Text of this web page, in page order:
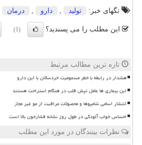
تگهای خبر:
تولید دارو درمان
این مطلب را می پسندید؟ (1)
تازه ترین مطالب مرتبط
هشدار در رابطه با خطر مسمومیت خردسالان با این دارو
این بیماری ها عامل تپش قلب در هنگام استراحت هستند
انتشار اسامی شامپوها و محصولات مراقبت از مو غیر مجاز
احساس خواب آلودگی در طول روز نشانه فشارخون بالا است
نظرات بینندگان در مورد این مطلب